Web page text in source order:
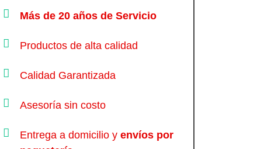
Más de 20 años de Servicio
Productos de alta calidad
Calidad Garantizada
Asesoría sin costo
Entrega a domicilio y envíos por